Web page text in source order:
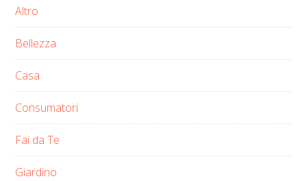
Altro
Bellezza
Casa
Consumatori
Fai da Te
Giardino